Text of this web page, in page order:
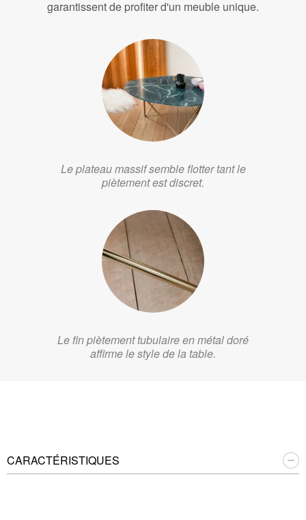
garantissent de profiter d'un meuble unique.
Le plateau massif semble flotter tant le
piètement est discret.
Le fin piètement tubulaire en métal doré
affirme le style de la table.
CARACTÉRISTIQUES